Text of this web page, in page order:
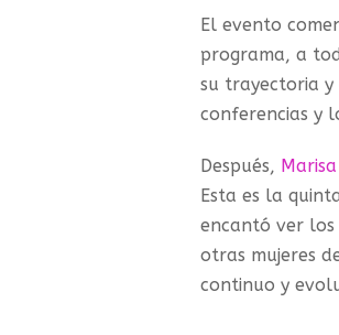
El evento
programa, a
su trayectoria y
conferencias y
Después,
Esta es la
encantó ver los
otras mujeres
continuo y